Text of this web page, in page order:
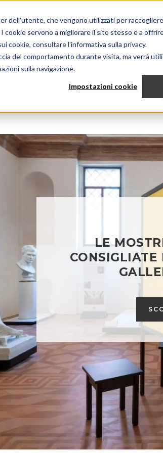
dell'utente, che vengono utilizzati per
servono a migliorare il sito stesso e a
cookie, consultare l'informativa sulla privacy.
del comportamento durante visita, ma verrà
sulla navigazione.
Impostazioni cookie
MATERIALI STILI
INDOOR E
SPAZI